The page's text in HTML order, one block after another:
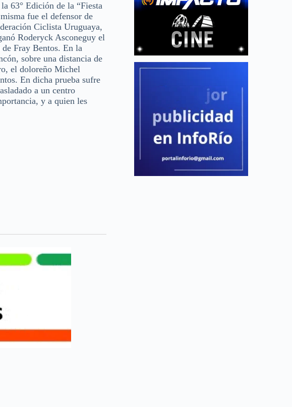
63° Edición de la “Fiesta
fue el defensor de
Ciclista Uruguaya,
Roderyck Asconeguy el
Fray Bentos. En la
sobre una distancia de
el doloreño Michel
En dicha prueba sufre
a un centro
y a quien les